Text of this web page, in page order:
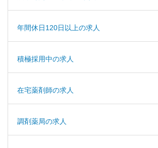
年間休日120日以上の求人
積極採用中の求人
在宅薬剤師の求人
調剤薬局の求人